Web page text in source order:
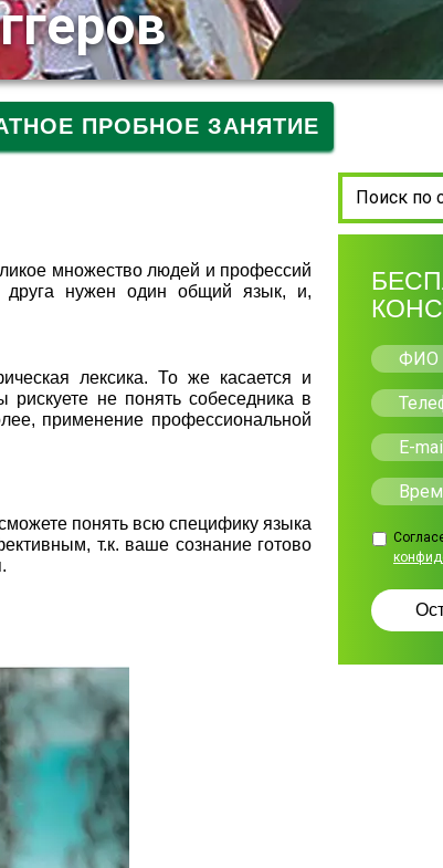
ПРОБНОЕ ЗАНЯТИЕ
множество людей и профессий
друга нужен один общий язык, и,
лексика. То же касается и
не понять собеседника в
применение профессиональной
понять всю специфику языка
т.к. ваше сознание готово